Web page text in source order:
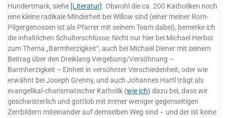
Hundertmark, siehe [Literatur]. Obwohl die ca. 200 Katholiken noch
eine kleine radikale Minderheit bei Willow sind (einer meiner Rom-
Pilgergenossen ist als Pfarrer mit seinem Team dabei), bemerke ich
die inhaltlichen Schulterschlüsse: Nicht nur hier bei Michael Herbst
zum Thema „Barmherzigkeit“, auch bei Michael Diener mit seinem
Beitrag über den Dreiklang Vergebung/Versöhnung –
Barmherzigkeit – Einheit in versöhnter Verschiedenheit, oder wie
erwähnt bei Joseph Grenny, und auch Johannes Hartl trägt als
evangelikal-charismatischer Katholik (wie ich) dazu bei, dass wir
geschwisterlich und gottlob mit immer weniger gegenseitigen
Zerrbildern miteinander auf demselben Weg sind – und der ist keine